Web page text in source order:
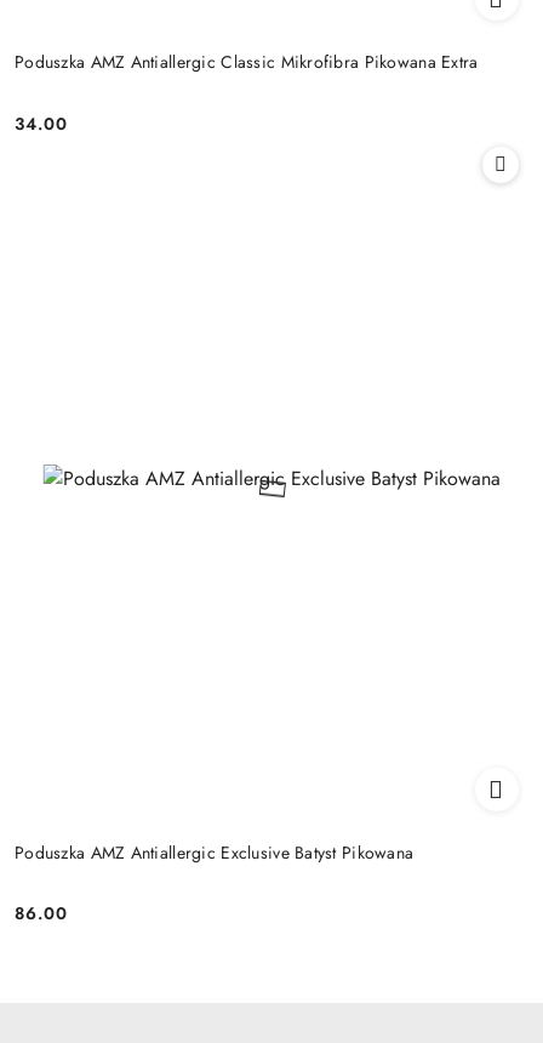
Poduszka AMZ Antiallergic Classic Mikrofibra Pikowana Extra
Cena:
34.00
Poduszka AMZ Antiallergic Exclusive Batyst Pikowana
Cena:
86.00